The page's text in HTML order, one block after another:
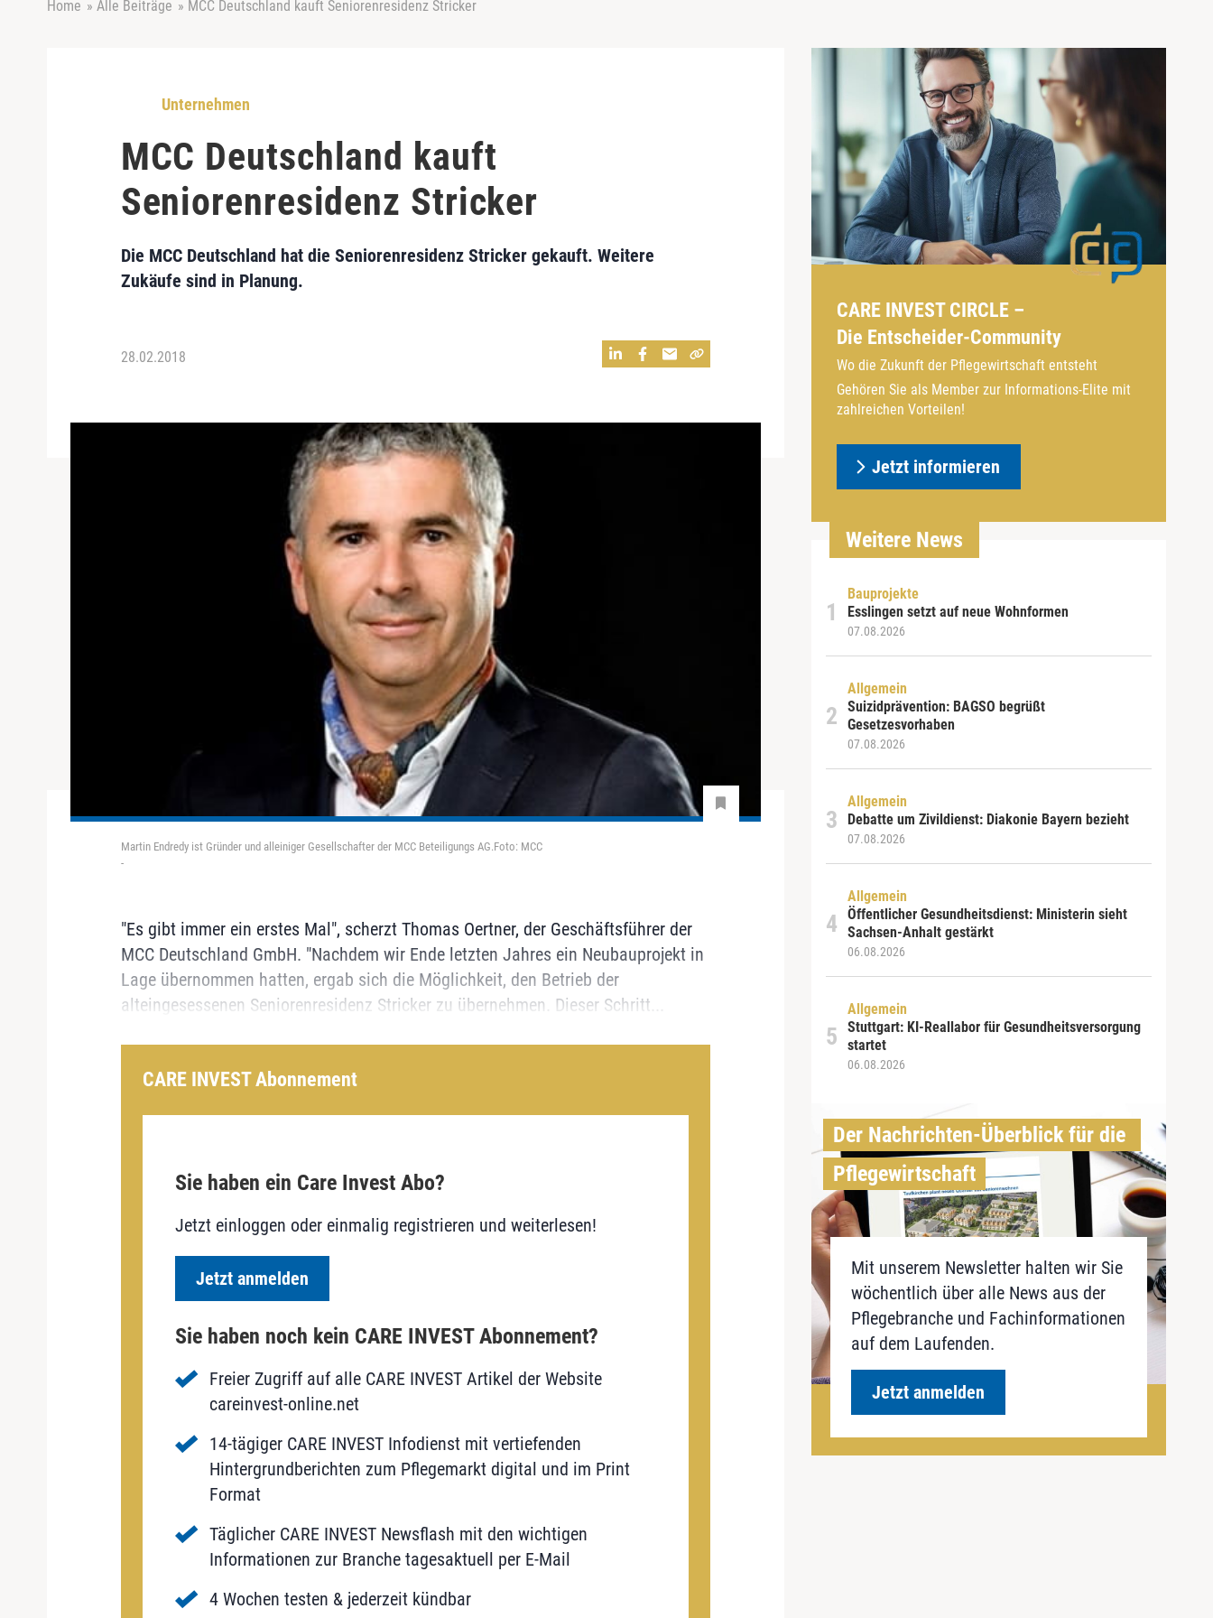
Home » Alle Beiträge » MCC Deutschland kauft Seniorenresidenz Stricker
Unternehmen
MCC Deutschland kauft
Seniorenresidenz Stricker
Die MCC Deutschland hat die Seniorenresidenz Strickergekauft. Weitere
Zukäufe sind in Planung.
28.02.2018
Martin Endredy ist Gründer und alleiniger Gesellschafter der MCC Beteiligungs AG.Foto: MCC
-
"Es gibt immer ein erstes Mal", scherzt Thomas Oertner, der Geschäftsführer der
MCC Deutschland GmbH. "Nachdem wir Ende letzten Jahres ein Neubauprojekt in
Lage übernommen hatten, ergab sich die Möglichkeit, den Betrieb der
alteingesessenen Seniorenresidenz Stricker zu übernehmen. Dieser Schritt...
CARE INVEST Abonnement
Sie haben ein Care Invest Abo?
Jetzt einloggen oder einmalig registrieren und weiterlesen!
Jetzt anmelden
Sie haben noch kein CARE INVEST Abonnement?
Freier Zugriff auf alle CARE INVEST Artikel der Website
careinvest-online.net
14-tägiger CARE INVEST Infodienst mit vertiefenden
Hintergrundberichten zum Pflegemarkt digital und im Print
Format
Täglicher CARE INVEST Newsflash mit den wichtigen
Informationen zur Branche tagesaktuell per E-Mail
4 Wochen testen & jederzeit kündbar
CARE INVEST CIRCLE –
Die Entscheider-Community
Wo die Zukunft der Pflegewirtschaft entsteht
Gehören Sie als Member zur Informations-Elite mit
zahlreichen Vorteilen!
Jetzt informieren
Weitere News
Bauprojekte
Esslingen setzt auf neue Wohnformen
07.08.2026
Allgemein
Suizidprävention: BAGSO begrüßt
Gesetzesvorhaben
07.08.2026
Allgemein
Debatte um Zivildienst: Diakonie Bayern bezieht
07.08.2026
Allgemein
Öffentlicher Gesundheitsdienst: Ministerin sieht
Sachsen-Anhalt gestärkt
06.08.2026
Allgemein
Stuttgart: KI-Reallabor für Gesundheitsversorgung
startet
06.08.2026
Der Nachrichten-Überblick für die
Pflegewirtschaft
Mit unserem Newsletter halten wir Sie
wöchentlich über alle News aus der
Pflegebranche und Fachinformationen
auf dem Laufenden.
Jetzt anmelden